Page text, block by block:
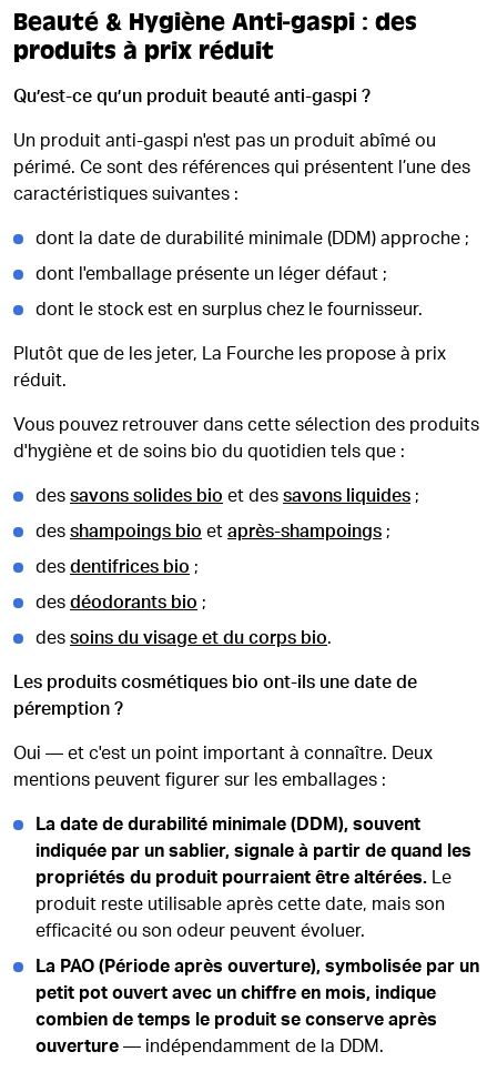
Beauté & Hygiène Anti-gaspi : des
produits à prix réduit
Qu’est-ce qu’un produit beauté anti-gaspi ?
Un produit anti-gaspi n'est pas un produit abîmé ou
périmé. Ce sont des références qui présentent l’une des
caractéristiques suivantes :
dont la date de durabilité minimale (DDM) approche ;
dont l'emballage présente un léger défaut ;
dont le stock est en surplus chez le fournisseur.
Plutôt que de les jeter, La Fourche les propose à prix
réduit.
Vous pouvez retrouver dans cette sélection des produits
d'hygiène et de soins bio du quotidien tels que :
des savons solides bio et des savons liquides ;
des shampoings bio et après-shampoings ;
des dentifrices bio ;
des déodorants bio ;
des soins du visage et du corps bio.
Les produits cosmétiques bio ont-ils une date de
péremption ?
Oui — et c'est un point important à connaître. Deux
mentions peuvent figurer sur les emballages :
La date de durabilité minimale (DDM), souvent
indiquée par un sablier, signale à partir de quand les
propriétés du produit pourraient être altérées. Le
produit reste utilisable après cette date, mais son
efficacité ou son odeur peuvent évoluer.
La PAO (Période après ouverture), symbolisée par un
petit pot ouvert avec un chiffre en mois, indique
combien de temps le produit se conserve après
ouverture — indépendamment de la DDM.